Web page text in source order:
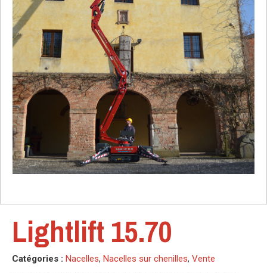
Lightlift 15.70
Catégories : Nacelles, Nacelles sur chenilles, Vente